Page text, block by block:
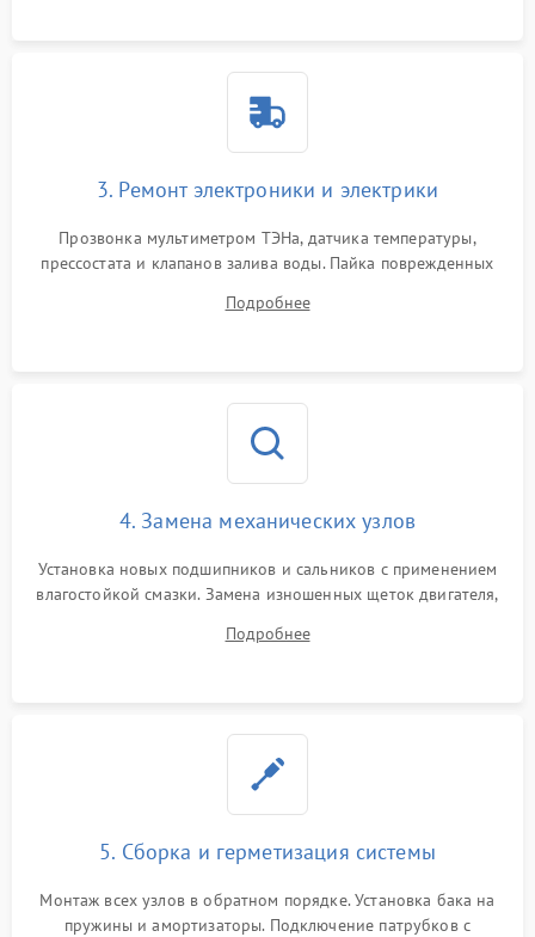
3. Ремонт электроники и электрики
Прозвонка мультиметром ТЭНа, датчика температуры,
прессостата и клапанов залива воды. Пайка поврежденных
Восстановление целостности проводки и контактов.
Подробнее
4. Замена механических узлов
Установка новых подшипников и сальников с применением
влагостойкой смазки. Замена изношенных щеток двигателя,
или поврежденной резиновой манжеты.
Подробнее
5. Сборка и герметизация системы
Монтаж всех узлов в обратном порядке. Установка бака на
пружины и амортизаторы. Подключение патрубков с